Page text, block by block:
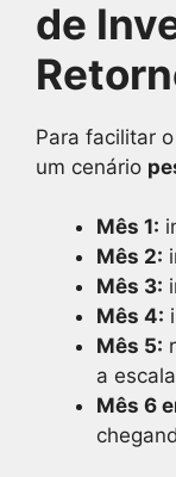
de
Para facilitar
um cenário
Mês 1:
Mês 2:
Mês 3:
Mês 4:
Mês 5:
a
Mês 6